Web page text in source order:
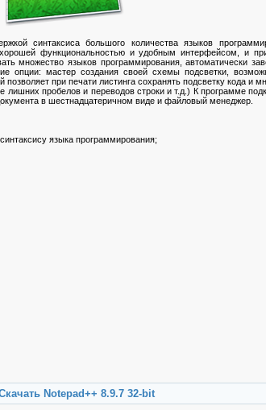
синтаксиса большого количества языков
функциональностью и удобным интерфейсом, и
множество языков программирования, автоматически
опции: мастер создания своей схемы подсветки,
при печати листинга сохранять подсветку кода и
лишних пробелов и переводов строки и т.д.) К программе
в шестнадцатеричном виде и файловый менеджер.
языка программирования;
Notepad++ 8.9.7 32-bit